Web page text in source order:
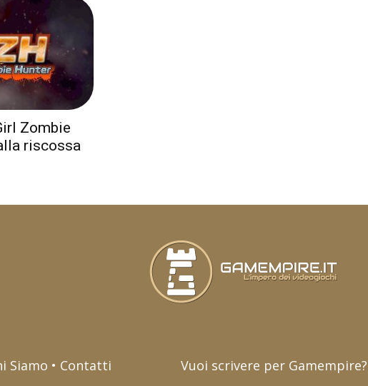
Zombie
riscossa
Siamo • Contatti Vuoi scrivere per Gamempire?